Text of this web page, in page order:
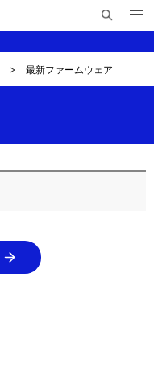
メ
ニ
最新ファームウェア